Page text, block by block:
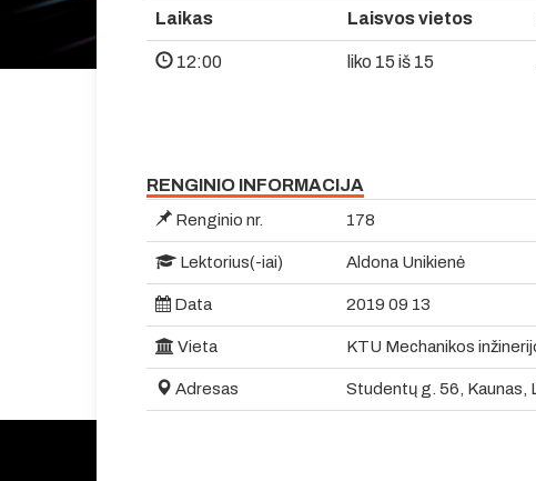
Laikas Laisvos vietos
12:00 liko 15 iš 15
RENGINIO INFORMACIJA
Renginio nr. 178
Lektorius(-iai) Aldona Unikienė
Data 2019 09 13
Vieta KTU Mechanikos
Adresas Studentų g. 56, Kaunas,